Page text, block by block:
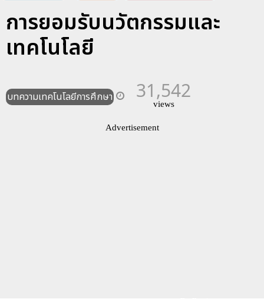
การยอมรับนวัตกรรมและ
เทคโนโลยี
บทความเทคโนโลยีการศึกษา 31,542
views
Advertisement